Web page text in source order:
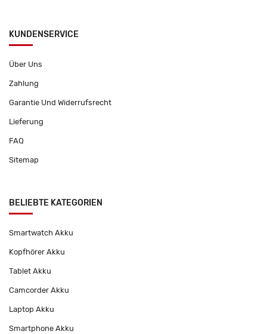
KUNDENSERVICE
Über Uns
Zahlung
Garantie Und Widerrufsrecht
Lieferung
FAQ
Sitemap
BELIEBTE KATEGORIEN
Smartwatch Akku
Kopfhörer Akku
Tablet Akku
Camcorder Akku
Laptop Akku
Smartphone Akku